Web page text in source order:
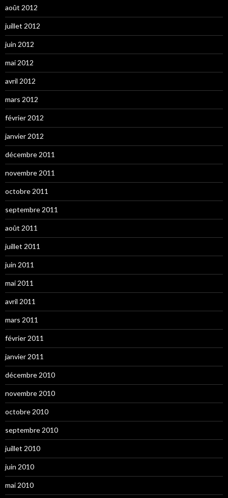
août 2012
juillet 2012
juin 2012
mai 2012
avril 2012
mars 2012
février 2012
janvier 2012
décembre 2011
novembre 2011
octobre 2011
septembre 2011
août 2011
juillet 2011
juin 2011
mai 2011
avril 2011
mars 2011
février 2011
janvier 2011
décembre 2010
novembre 2010
octobre 2010
septembre 2010
juillet 2010
juin 2010
mai 2010